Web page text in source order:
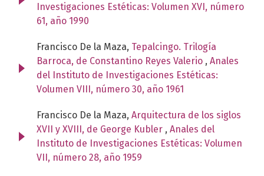
Investigaciones Estéticas: Volumen XVI, número
61, año 1990
Francisco De la Maza, Tepalcingo. Trilogía
Barroca, de Constantino Reyes Valerio , Anales
del Instituto de Investigaciones Estéticas:
Volumen VIII, número 30, año 1961
Francisco De la Maza, Arquitectura de los siglos
XVII y XVIII, de George Kubler , Anales del
Instituto de Investigaciones Estéticas: Volumen
VII, número 28, año 1959